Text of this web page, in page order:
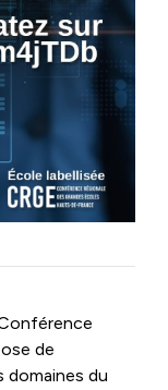
de
domaines du